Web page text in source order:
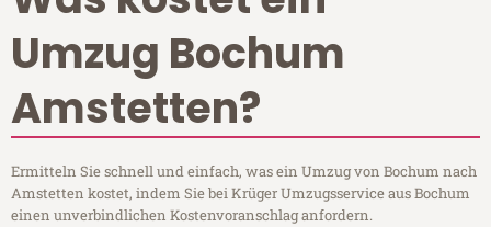
Umzug Bochum
Amstetten?
Ermitteln Sie schnell und einfach, was ein Umzug von Bochum nach
Amstetten kostet, indem Sie bei Krüger Umzugsservice aus Bochum
einen unverbindlichen Kostenvoranschlag anfordern.